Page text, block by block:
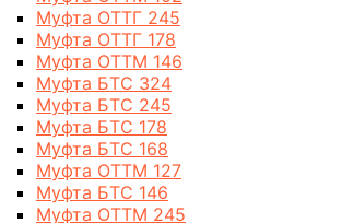
Муфта ОТТГ 245
Муфта ОТТГ 178
Муфта ОТТМ 146
Муфта БТС 324
Муфта БТС 245
Муфта БТС 178
Муфта БТС 168
Муфта ОТТМ 127
Муфта БТС 146
Муфта ОТТМ 245